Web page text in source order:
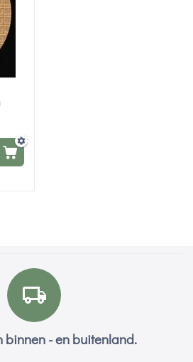
binnen - en buitenland.